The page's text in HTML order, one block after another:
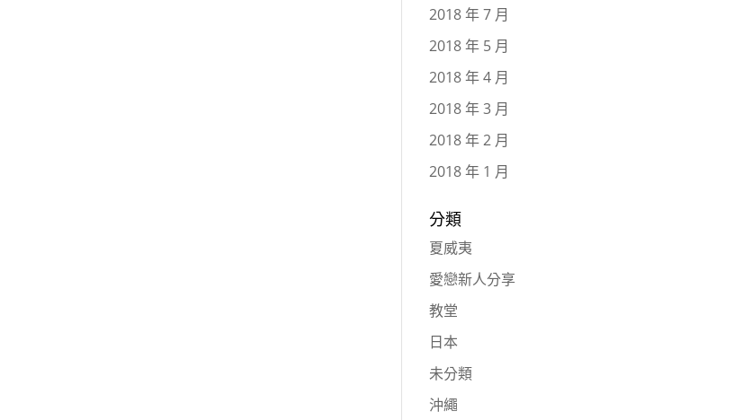
2018 年 7 月
2018 年 5 月
2018 年 4 月
2018 年 3 月
2018 年 2 月
2018 年 1 月
分類
夏威夷
愛戀新人分享
教堂
日本
未分類
沖繩